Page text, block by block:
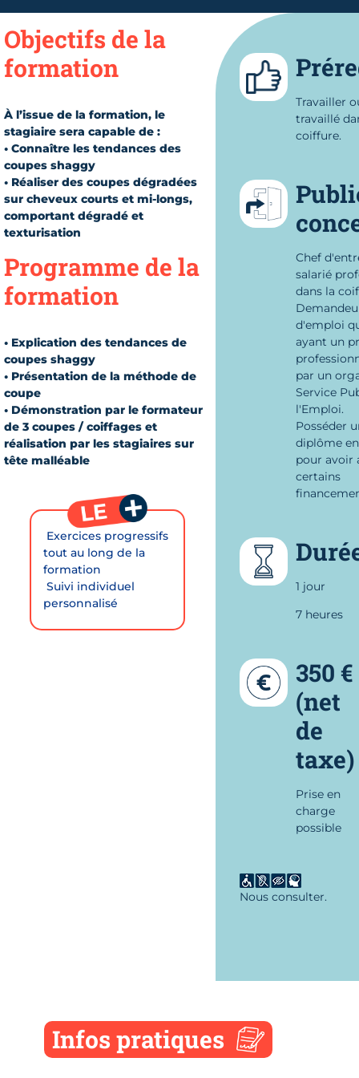
Objectifs de la
formation
À l’issue de la formation, le
stagiaire sera capable de :
• Connaître les tendances des
coupes shaggy
• Réaliser des coupes dégradées
sur cheveux courts et mi-longs,
comportant dégradé et
texturisation
Programme de la
formation
• Explication des tendances de
coupes shaggy
• Présentation de la méthode de
coupe
• Démonstration par le formateur
de 3 coupes / coiffages et
réalisation par les stagiaires sur
tête malléable
 Exercices progressifs
tout au long de la
formation
 Suivi individuel
personnalisé
Travailler
travaillé
coiffure.
Chef
salarié
dans la
d'emploi
ayant un
par un
Service
l'Emploi.
Posséder
diplôme
pour avoir
certains
1 jour
7 heures
350 €
(net
de
taxe)
Prise en
charge
possible
Nous consulter.
Infos pratiques